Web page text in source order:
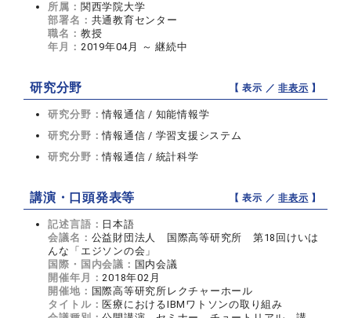
所属： 関西学院大学
部署名： 共通教育センター
職名： 教授
年月： 2019年04月 ～ 継続中
研究分野 【 表示 ／非表示 】
研究分野：情報通信 / 知能情報学
研究分野：情報通信 / 学習支援システム
研究分野：情報通信 / 統計科学
講演・口頭発表等 【 表示 ／非表示 】
記述言語： 日本語
会議名： 公益財団法人 国際高等研究所 第18回けいは
んな「エジソンの会」
国際・国内会議： 国内会議
開催年月：2018年02月
開催地： 国際高等研究所レクチャーホール
タイトル： 医療におけるIBMワトソンの取り組み